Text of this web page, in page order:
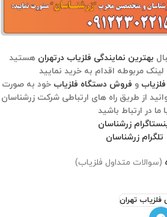
بهترین نمایندگی فلزیاب درتهران هستید
و فروش دستگاه فلزیاب خود به صورت
از طریق راه های ارتباطی شرکت زرشناسان
زرشناسان
تلگرام زرشناسان
(سوالات متداول فلزیاب)
فلزیاب تهران